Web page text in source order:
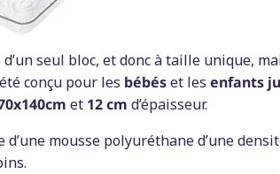
seul bloc, et donc à taille unique,
conçu pour les bébéset lesenfants
et 12 cm d’épaisseur.
d’une mousse polyuréthane d’une